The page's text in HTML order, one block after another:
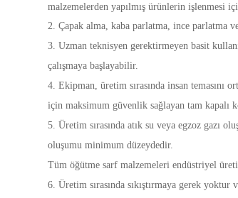
malzemelerden yapılmış ürünlerin işlenmesi
2. Çapak alma, kaba parlatma, ince parlatma
3. Uzman teknisyen gerektirmeyen basit
çalışmaya başlayabilir.
4. Ekipman, üretim sırasında insan temasını
için maksimum güvenlik sağlayan tam kapalı
5. Üretim sırasında atık su veya egzoz gazı
oluşumu minimum düzeydedir.
Tüm öğütme sarf malzemeleri endüstriyel
6. Üretim sırasında sıkıştırmaya gerek